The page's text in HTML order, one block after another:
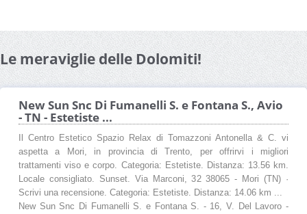
Le meraviglie delle Dolomiti!
New Sun Snc Di Fumanelli S. e Fontana S., Avio
- TN - Estetiste ...
Il Centro Estetico Spazio Relax di Tomazzoni Antonella & C. vi
aspetta a Mori, in provincia di Trento, per offrirvi i migliori
trattamenti viso e corpo. Categoria: Estetiste. Distanza: 13.56 km.
Locale consigliato. Sunset. Via Marconi, 32 38065 - Mori (TN) ·
Scrivi una recensione. Categoria: Estetiste. Distanza: 14.06 km ...
New Sun Snc Di Fumanelli S. e Fontana S. - 16, V. Del Lavoro -